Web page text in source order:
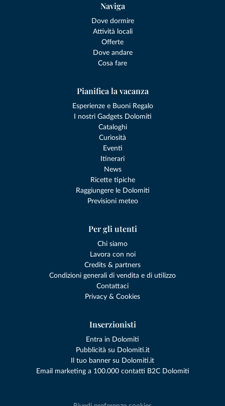
Naviga
Dove dormire
Attività locali
Offerte
Dove andare
Cosa fare
Pianifica la vacanza
Esperienze e Buoni Regalo
I nostri Gadgets Dolomiti
Cataloghi
Curiosità
Eventi
Itinerari
News
Ricette tipiche
Raggiungere le Dolomiti
Previsioni meteo
Per gli utenti
Chi siamo
Lavora con noi
Credits & partners
Condizioni generali di vendita e di utilizzo
Contattaci
Privacy & Cookies
Inserzionisti
Entra in Dolomiti
Pubblicità su Dolomiti.it
Il tuo banner su Dolomiti.it
Email marketing a 100.000 contatti B2C Dolomiti